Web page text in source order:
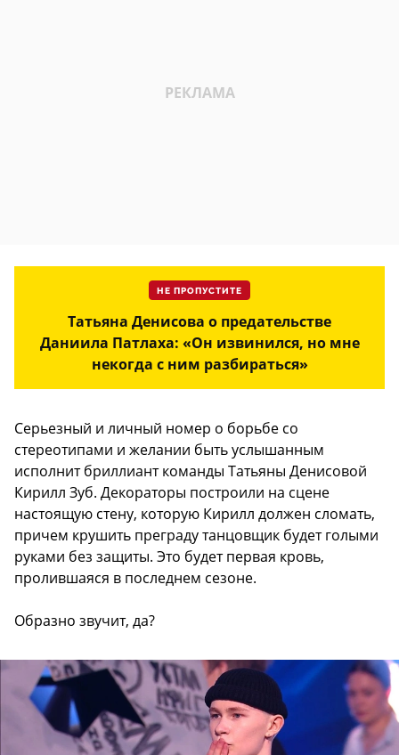
НЕ ПРОПУСТИТЕ
Татьяна Денисова о предательстве
Даниила Патлаха: «Он извинился, но мне
некогда с ним разбираться»
Серьезный и личный номер о борьбе со
стереотипами и желании быть услышанным
исполнит бриллиант команды Татьяны Денисовой
Кирилл Зуб. Декораторы построили на сцене
настоящую стену, которую Кирилл должен сломать,
причем крушить преграду танцовщик будет голыми
руками без защиты. Это будет первая кровь,
пролившаяся в последнем сезоне.
Образно звучит, да?